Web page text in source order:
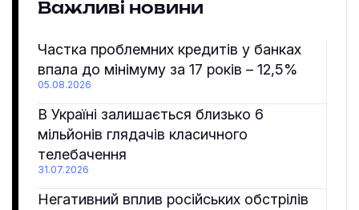
Важливі новини
Частка проблемних кредитів у банках
впала до мінімуму за 17 років – 12,5%
05.08.2026
В Україні залишається близько 6
мільйонів глядачів класичного
телебачення
31.07.2026
Негативний вплив російських обстрілів